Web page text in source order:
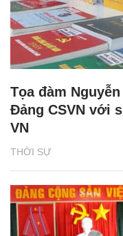
THỜI SỰ
Tọa đàm
Đảng CSVN với
VN